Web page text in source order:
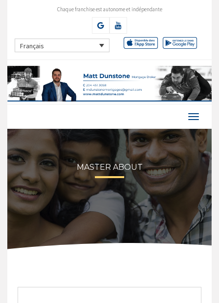
Chaque franchise est autonome et indépendante
Français
MASTER ABOUT